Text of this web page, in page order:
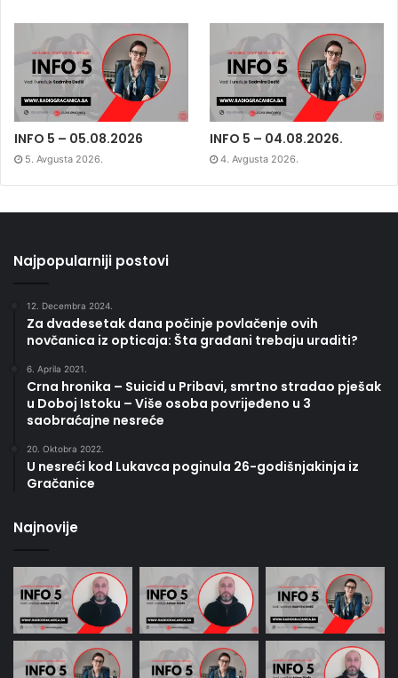
INFO 5 – 05.08.2026
5. Avgusta 2026.
INFO 5 – 04.08.2026.
4. Avgusta 2026.
Najpopularniji postovi
12. Decembra 2024.
Za dvadesetak dana počinje povlačenje ovih
novčanica iz opticaja: Šta građani trebaju uraditi?
6. Aprila 2021.
Crna hronika – Suicid u Pribavi, smrtno stradao pješak
u Doboj Istoku – Više osoba povrijeđeno u 3
saobraćajne nesreće
20. Oktobra 2022.
U nesreći kod Lukavca poginula 26-godišnjakinja iz
Gračanice
Najnovije